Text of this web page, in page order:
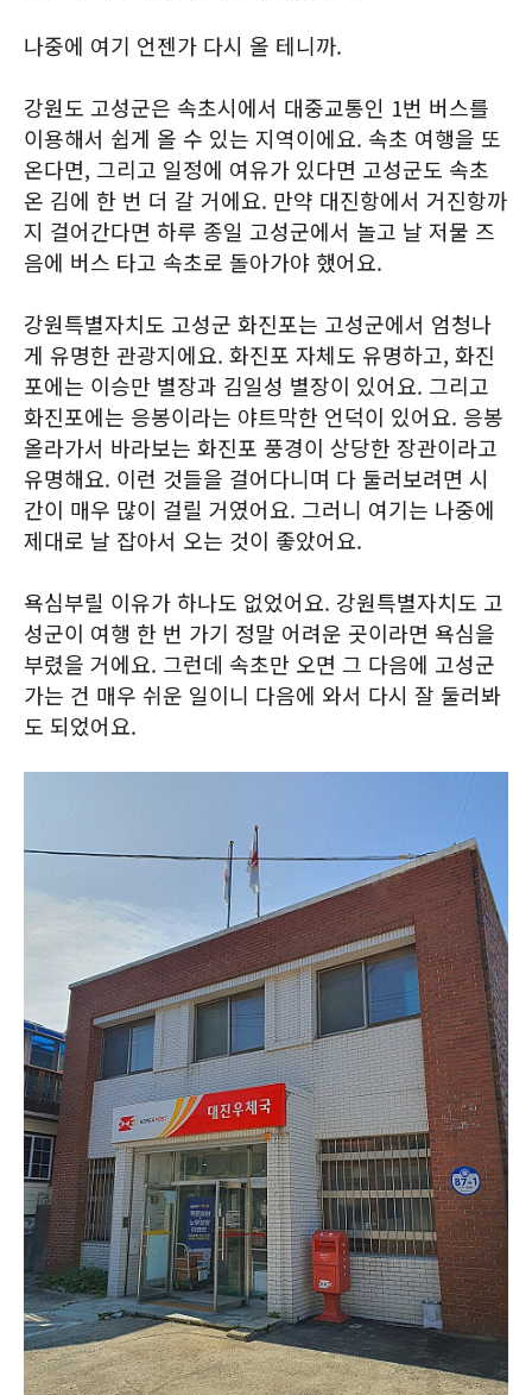
나중에 여기 언젠가 다시 올 테니까.
강원도 고성군은 속초시에서 대중교통인 1번 버스를
이용해서 쉽게 올 수 있는 지역이에요. 속초 여행을 또
온다면, 그리고 일정에 여유가 있다면 고성군도 속초
온 김에 한 번 더 갈 거에요. 만약 대진항에서 거진항까
지 걸어간다면 하루 종일 고성군에서 놀고 날 저물 즈
음에 버스 타고 속초로 돌아가야 했어요.
강원특별자치도 고성군 화진포는 고성군에서 엄청나
게 유명한 관광지에요. 화진포 자체도 유명하고, 화진
포에는 이승만 별장과 김일성 별장이 있어요. 그리고
화진포에는 응봉이라는 야트막한 언덕이 있어요. 응봉
올라가서 바라보는 화진포 풍경이 상당한 장관이라고
유명해요. 이런 것들을 걸어다니며 다 둘러보려면 시
간이 매우 많이 걸릴 거였어요. 그러니 여기는 나중에
제대로 날 잡아서 오는 것이 좋았어요.
욕심부릴 이유가 하나도 없었어요. 강원특별자치도 고
성군이 여행 한 번 가기 정말 어려운 곳이라면 욕심을
부렸을 거에요. 그런데 속초만 오면 그 다음에 고성군
가는 건 매우 쉬운 일이니 다음에 와서 다시 잘 둘러봐
도 되었어요.